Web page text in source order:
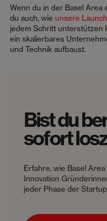
Wenn du in der Basel
du auch, wie unsere
jedem Schritt unterstützen
ein skalierbares
und Technik aufbaust.
Bist du
sofort
Erfahre, wie Basel
Innovation
jeder Phase der